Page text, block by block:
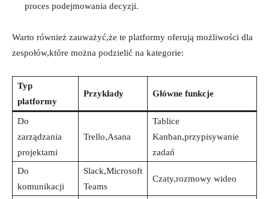
proces podejmowania decyzji.
Warto również zauważyć,że te platformy oferują możliwości dla
zespołów,które można podzielić na kategorie:
Typ
platformy
Przykłady Główne funkcje
Do
zarządzania
projektami
Trello,Asana
Tablice
Kanban,przypisywanie
zadań
Do
komunikacji
Slack,Microsoft
Teams
Czaty,rozmowy wideo